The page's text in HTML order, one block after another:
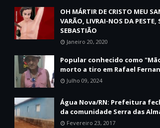
OH MÁRTIR DE CRISTO MEU
VARÃO, LIVRAI-NOS DA PESTE,
SEBASTIÃO
Janeiro 20, 2020
Popular conhecido como
morto a tiro em Rafael
Julho 09, 2024
Água Nova/RN: Prefeitura
da comunidade Serra das
Fevereiro 23, 2017